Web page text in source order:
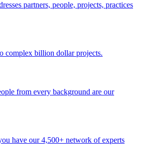
partners, people, projects, practices
complex billion dollar projects.
from every background are our
have our 4,500+ network of experts